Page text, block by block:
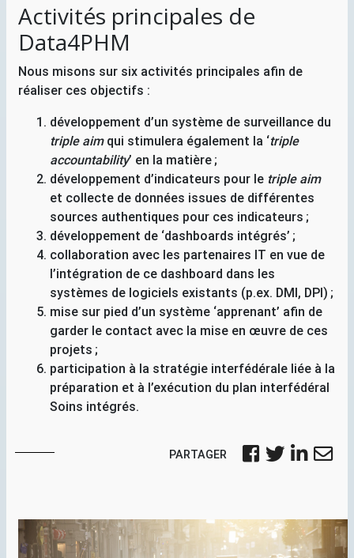
Activités principales de
Data4PHM
Nous misons sur six activités principales afin de
réaliser ces objectifs :
développement d’un système de surveillance du
triple aimqui stimulera également la ‘triple
accountability’ en la matière ;
développement d’indicateurs pour le triple aim
et collecte de données issues de différentes
sources authentiques pour ces indicateurs ;
développement de ‘dashboards intégrés’ ;
collaboration avec les partenaires IT en vue de
l’intégration de ce dashboard dans les
systèmes de logiciels existants (p.ex. DMI, DPI) ;
mise sur pied d’un système ‘apprenant’ afin de
garder le contact avec la mise en œuvre de ces
projets ;
participation à la stratégie interfédérale liée à la
préparation et à l’exécution du plan interfédéral
Soins intégrés.
PARTAGER